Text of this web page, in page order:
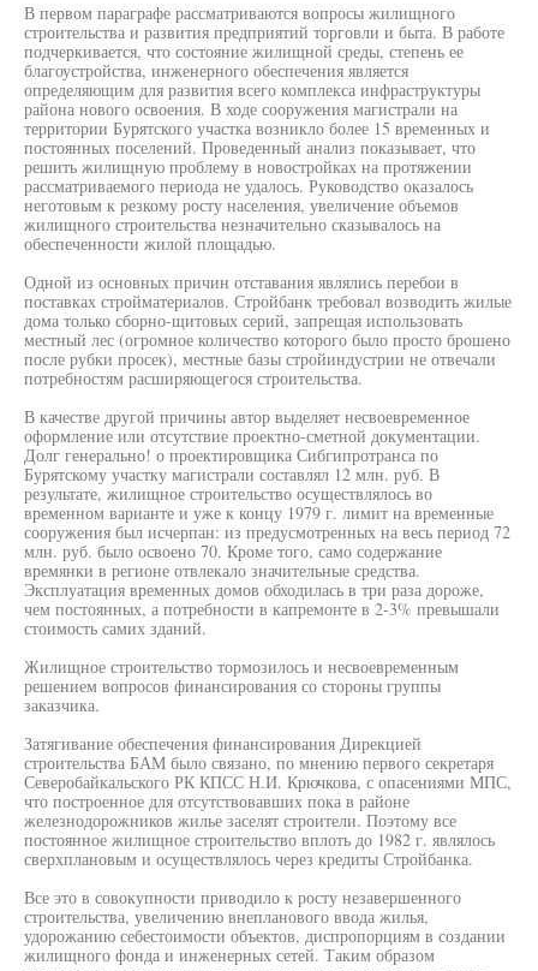
В первом параграфе рассматриваются вопросы жилищного
строительства и развития предприятий торговли и быта. В работе
подчеркивается, что состояние жилищной среды, степень ее
благоустройства, инженерного обеспечения является
определяющим для развития всего комплекса инфраструктуры
района нового освоения. В ходе сооружения магистрали на
территории Бурятского участка возникло более 15 временных и
постоянных поселений. Проведенный анализ показывает, что
решить жилищную проблему в новостройках на протяжении
рассматриваемого периода не удалось. Руководство оказалось
неготовым к резкому росту населения, увеличение объемов
жилищного строительства незначительно сказывалось на
обеспеченности жилой площадью.
Одной из основных причин отставания являлись перебои в
поставках стройматериалов. Стройбанк требовал возводить жилые
дома только сборно-щитовых серий, запрещая использовать
местный лес (огромное количество которого было просто брошено
после рубки просек), местные базы стройиндустрии не отвечали
потребностям расширяющегося строительства.
В качестве другой причины автор выделяет несвоевременное
оформление или отсутствие проектно-сметной документации.
Долг генерально! о проектировщика Сибгипротранса по
Бурятскому участку магистрали составлял 12 млн. руб. В
результате, жилищное строительство осуществлялось во
временном варианте и уже к концу 1979 г. лимит на временные
сооружения был исчерпан: из предусмотренных на весь период 72
млн. руб. было освоено 70. Кроме того, само содержание
времянки в регионе отвлекало значительные средства.
Эксплуатация временных домов обходилась в три раза дороже,
чем постоянных, а потребности в капремонте в 2-3% превышали
стоимость самих зданий.
Жилищное строительство тормозилось и несвоевременным
решением вопросов финансирования со стороны группы
заказчика.
Затягивание обеспечения финансирования Дирекцией
строительства БАМ было связано, по мнению первого секретаря
Северобайкальского РК КПСС Н.И. Крючкова, с опасениями МПС,
что построенное для отсутствовавших пока в районе
железнодорожников жилье заселят строители. Поэтому все
постоянное жилищное строительство вплоть до 1982 г. являлось
сверхплановым и осуществлялось через кредиты Стройбанка.
Все это в совокупности приводило к росту незавершенного
строительства, увеличению внепланового ввода жилья,
удорожанию себестоимости объектов, диспропорциям в создании
жилищного фонда и инженерных сетей. Таким образом